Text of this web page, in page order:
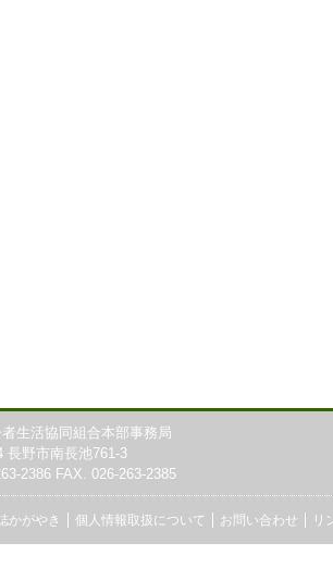
生活協同組合本部事務局
長野市南長池761-3
2386 FAX. 026-263-2385
かがやき 個人情報取扱について お問い合わせ リ